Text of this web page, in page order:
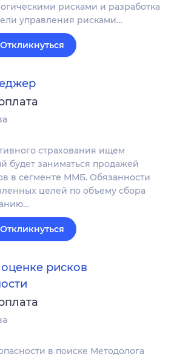
рисками и разработка
управления рисками…
Откликнуться
страхования ищем
будет заниматься продажей
в сегменте ММБ. Обязанности
целей по объему сбора
Откликнуться
рисков
в поиске Методолога